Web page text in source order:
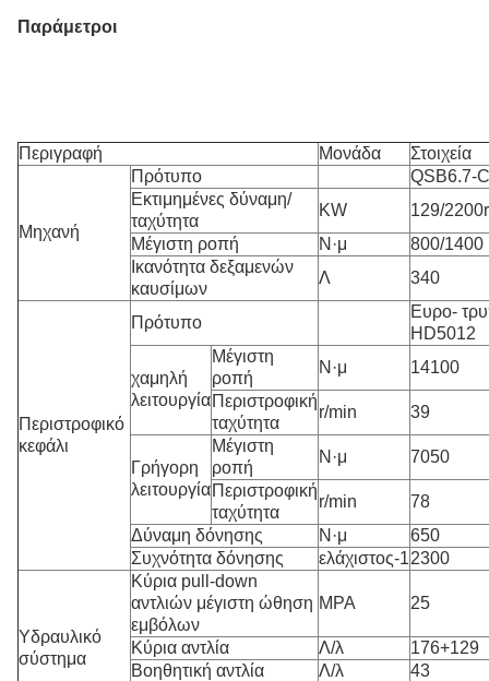
Παράμετροι
Περιγραφή Μονάδα Στοιχεία
Μηχανή
Πρότυπο
QSB6.7-
Εκτιμημένες δύναμη/
ταχύτητα
KW
129/
Μέγιστη ροπή
Ν·μ
800/1400
Ικανότητα δεξαμενών
καυσίμων
Λ 340
Περιστροφικό
κεφάλι
Πρότυπο
Ευρο-
HD5012
χαμηλή
λειτουργία
Μέγιστη
ροπή
Ν·μ
14100
Περιστροφική
ταχύτητα
r/min 39
Γρήγορη
λειτουργία
Μέγιστη
ροπή
Ν·μ
7050
Περιστροφική
ταχύτητα
r/min
78
Δύναμη δόνησης
Ν·μ
650
Συχνότητα δόνησης
ελάχιστος-12300
Υδραυλικό
σύστημα
Κύρια pull-down
αντλιών μέγιστη ώθηση
εμβόλων
MPA 25
Κύρια αντλία Λ/λ
176+129
Βοηθητική αντλία
Λ/λ
43